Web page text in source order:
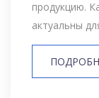
продукцию.
актуальны